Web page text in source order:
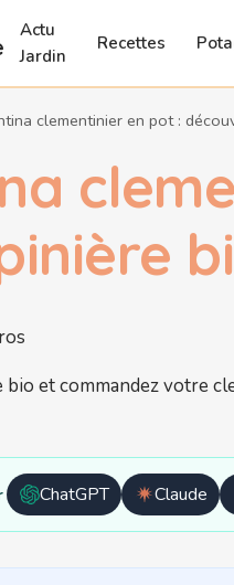
Actu
Jardin
Recettes
clementinier en pot :
ChatGPT
Ouvrir
avec
Claude
Ouvrir
avec